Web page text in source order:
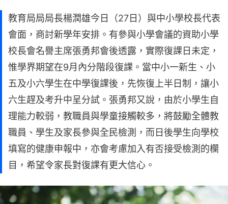
教育局局局長楊潤雄今日（27日）與中小學校長代表
會面，商討新學年安排。有參與小學會議的資助小學
校長會名譽主席張勇邦會後透露，實際復課日未定，
惟學界期望在9月內分階段復課。當中小一新生、小
五及小六學生在中學復課後，先恢復上半日制，讓小
六生趕及考升中呈分試。張勇邦又說，由於小學生自
理能力較弱，教職員與學童接觸較多，將鼓勵全體教
職員、學生及家長參與全民檢測，而日後學生向學校
填寫的健康申報中，亦會考慮加入有否接受檢測的欄
目，希望令家長對復課有更大信心。